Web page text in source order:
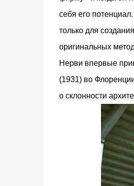
себя его
только для
оригинальных
Нерви впервые
(1931) во
о склонности